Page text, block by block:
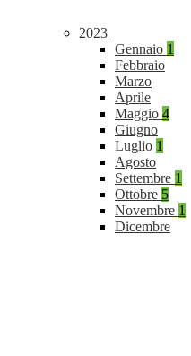
2023
Gennaio 1
Febbraio
Marzo
Aprile
Maggio 4
Giugno
Luglio 1
Agosto
Settembre 1
Ottobre 5
Novembre 1
Dicembre